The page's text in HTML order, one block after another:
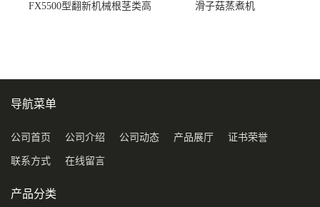
FX5500型翻新机械根茎类高
滑子菇蒸煮机
导航菜单
公司首页 公司介绍 公司动态 产品展厅 证书荣誉
联系方式 在线留言
产品分类